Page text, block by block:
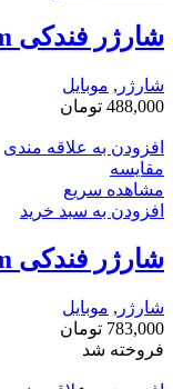
شارژر فندکی Earldom ارلدام مدل CC17
شارژر , موبایل
488,000 تومان
افزودن به علاقه مندی
مقایسه
مشاهده سریع
افزودن به سبد خرید
شارژر فندکی Earldom ارلدام مدل CC24
شارژر , موبایل
783,000 تومان
فروخته شد